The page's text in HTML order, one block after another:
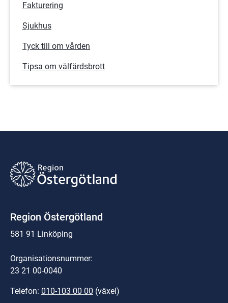
Fakturering
Sjukhus
Tyck till om vården
Tipsa om välfärdsbrott
Region Östergötland
581 91 Linköping
Organisationsnummer:
23 21 00-0040
Telefon: 010-103 00 00 (växel)